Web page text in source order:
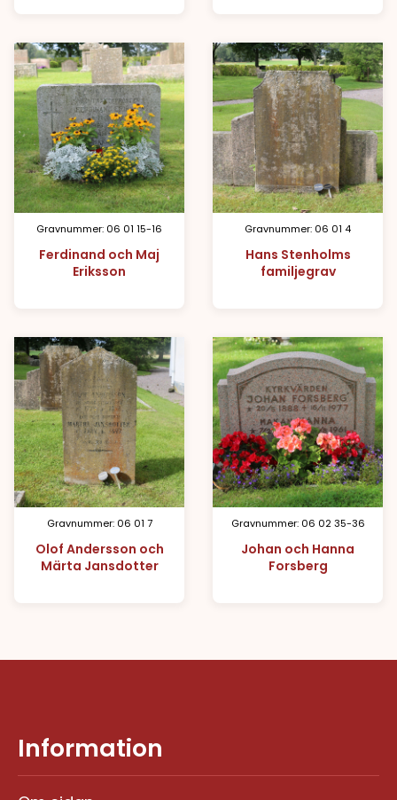
Gravnummer: 06 01 15-16
Ferdinand och Maj
Eriksson
Gravnummer: 06 01 4
Hans Stenholms
familjegrav
Gravnummer: 06 01 7
Olof Andersson och
Märta Jansdotter
Gravnummer: 06 02 35-36
Johan och Hanna
Forsberg
Information